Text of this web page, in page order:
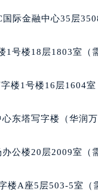
号万科金融中心C座
号恒隆广场写字楼
街199号苏州中心办
地王大厦12楼1224室
号浦西万达中心写字
号万达金融中心A座
际金融中心35层
号楼18层1803室（
楼1号楼16层1604室
东塔写字楼（华润
公楼20层2009室（
楼A座5层503-5室（